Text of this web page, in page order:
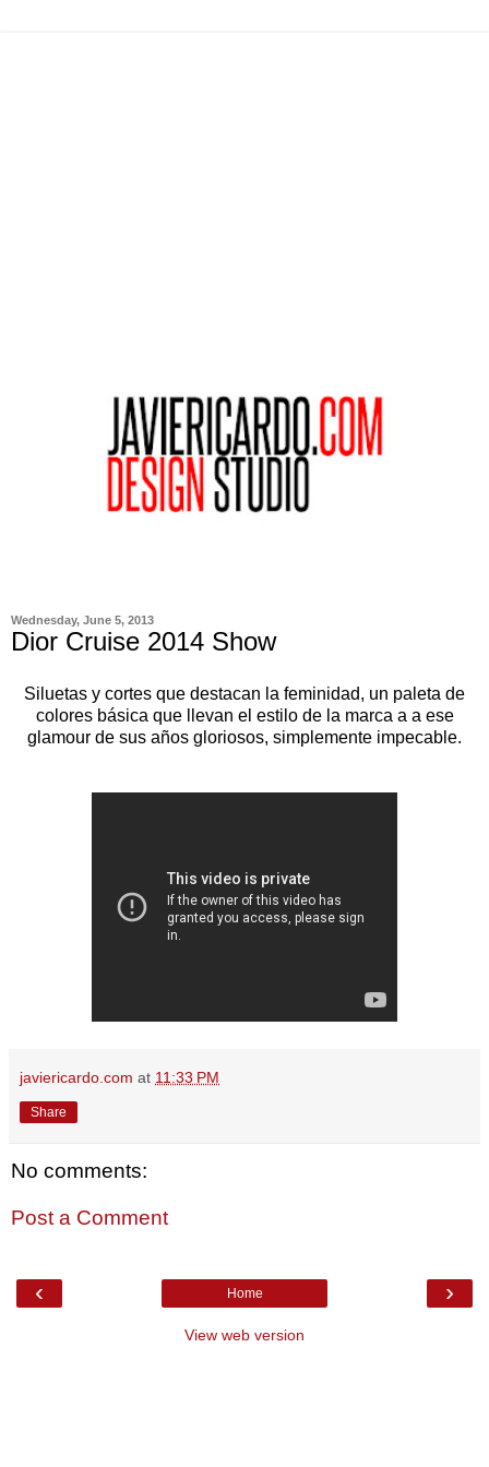
Wednesday, June 5, 2013
Dior Cruise 2014 Show
Siluetas y cortes que destacan la feminidad, un paleta de
colores básica que llevan el estilo de la marca a a ese
glamour de sus años gloriosos, simplemente impecable.
javiericardo.com at 11:33 PM
Share
No comments:
Post a Comment
‹ ›
Home
View web version